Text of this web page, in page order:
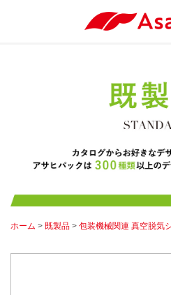
ホーム > 既製品 > 包装機械関連 真空脱気